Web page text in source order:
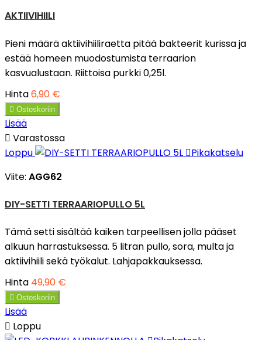
AKTIIVIHIILI
Pieni määrä aktiivihiiliraetta pitää bakteerit kurissa ja
estää homeen muodostumista terraarion
kasvualustaan. Riittoisa purkki 0,25l.
Hinta6,90 €
 Ostoskoriin
Lisää
 Varastossa
Loppu
Pikakatselu
Viite: AGG62
DIY-SETTI TERRAARIOPULLO 5L
Tämä setti sisältää kaiken tarpeellisen jolla pääset
alkuun harrastuksessa. 5 litran pullo, sora, multa ja
aktiivihiili sekä työkalut. Lahjapakkauksessa.
Hinta 49,90 €
 Ostoskoriin
Lisää
 Loppu